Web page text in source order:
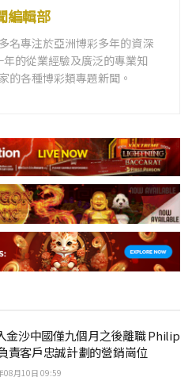
編輯部
名專注於亞洲博彩多年的資深
的從業經驗及廣泛的專業知
的各種博彩類專題新聞。
金沙中國僅九個月之後離職 Philip
責客戶忠誠計劃的營銷崗位
08月10日 09:59